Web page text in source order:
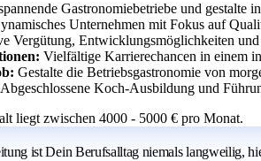
Gastronomiebetriebe und gestalte
Unternehmen mit Fokus auf
Vergütung, Entwicklungsmöglichkeiten
Vielfältige Karrierechancen in einem
Gestalte die Betriebsgastronomie von
Abgeschlossene Koch-Ausbildung und
liegt zwischen 4000 - 5000 € pro Monat.
ist Dein Berufsalltag niemals langweilig,